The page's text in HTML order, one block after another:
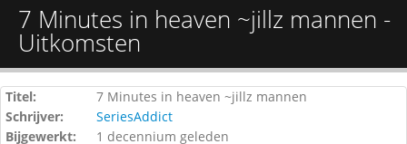
7 Minutes in heaven ~jillz mannen -
Uitkomsten
Titel:
7 Minutes in heaven ~jillz mannen
Schrijver:
SeriesAddict
Bijgewerkt:
1 decennium geleden